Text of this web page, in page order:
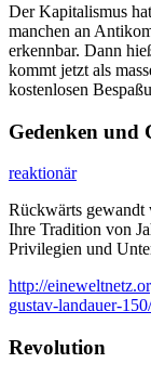
Der Kapitalismus
manchen an
erkennbar. Dann
kommt jetzt als
kostenlosen
Gedenken und
reaktionär
Rückwärts gewandt
Ihre Tradition von
Privilegien und
http://
gustav-landauer-150/
Revolution